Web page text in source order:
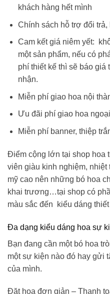
khách hàng hết mình
Chính sách hỗ trợ đổi
Cam kết giá niêm yết:
một sản phẩm, nếu có
phí thiết kế thì sẽ báo
nhận.
Miễn phí giao hoa nội
Ưu đãi phí giao hoa
Miễn phí banner, thiệp
Điểm cộng lớn tại shop hoa
viên giàu kinh nghiệm,
mỹ cao nên những bó hoa
khai trương…tại shop có
màu sắc đến kiểu dáng
Đa dạng kiểu dáng hoa sự
Bạn đang cần một bó hoa
một sự kiện nào đó hay gửi
của mình.
Đặt hoa đơn giản – Thanh